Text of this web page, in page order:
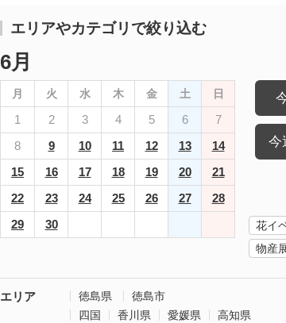
エリアやカテゴリで絞り込む
6月
月 火 水 木 金 土 日
1 2 3 4 5 6
7
8
9 10 11 12 13
14
15
16 17 18 19 20
21
22
23 24 25 26 27
28
29
30
今
花イ
物産
エリア 徳島県
徳島市
四国
香川県 愛媛県
高知県